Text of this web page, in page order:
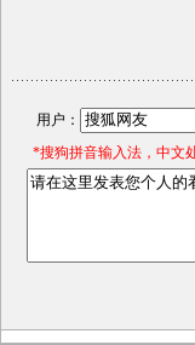
用户：
*搜狗拼音输入法，中文